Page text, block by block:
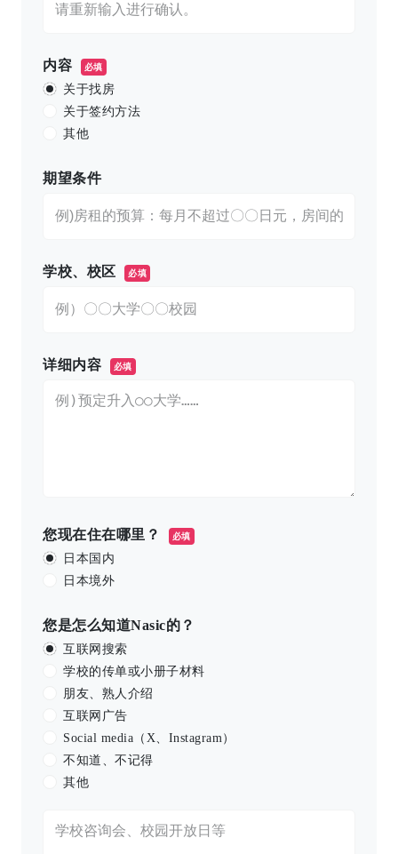
内容 必填
关于找房
关于签约方法
其他
期望条件
学校、校区 必填
详细内容 必填
您现在住在哪里？ 必填
日本国内
日本境外
您是怎么知道Nasic的？
互联网搜索
学校的传单或小册子材料
朋友、熟人介绍
互联网广告
Social media（X、Instagram）
不知道、不记得
其他